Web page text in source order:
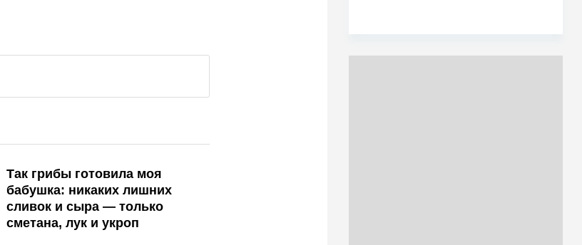
Так грибы готовила моя
бабушка: никаких лишних
сливок и сыра — только
сметана, лук и укроп